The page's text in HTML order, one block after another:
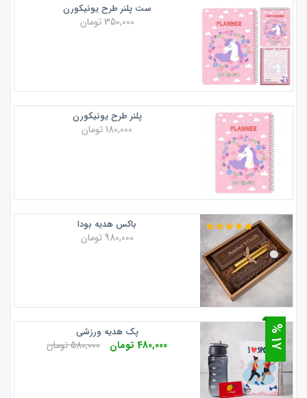
ست پلنر طرح یونیکورن
350,000 تومان
پلنر طرح یونیکورن
180,000 تومان
باکس هدیه بودا
980,000 تومان
1
7
%
پک هدیه ورزشی
480,000 تومان 580,000 تومان